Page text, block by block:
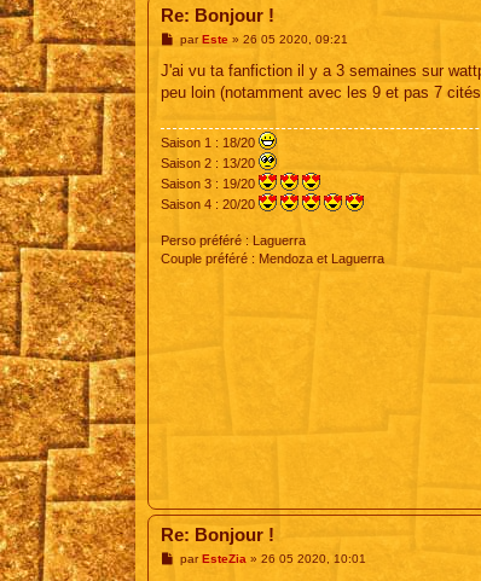
Re: Bonjour !
M
s
a
parEste» 26 05 2020, 09:21
J'ai vu ta fanfiction il y a 3 semaines sur
peu loin (notamment avec les 9 et pas 7
Saison 1 : 18/20
Saison 2 : 13/20
Saison 3 : 19/20
Saison 4 : 20/20
Perso préféré : Laguerra
Couple préféré : Mendoza et Laguerra
Re: Bonjour !
MparEsteZia » 26 05 2020, 10:01